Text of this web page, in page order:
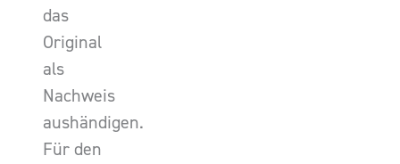
das
Original
als
Nachweis
aushändigen.
Für den